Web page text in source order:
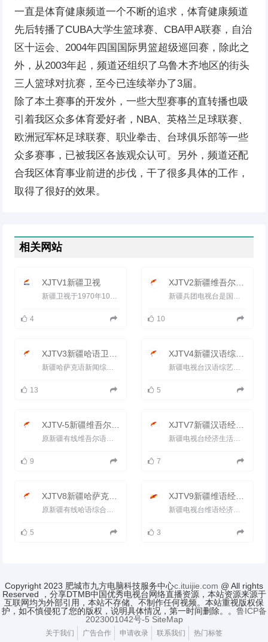
一直是体育健康频道一个不断的追求，体育健康频道
先后转播了CUBA大学生篮球赛、CBA甲A联赛，自治
区十运会、2004年四国国际男篮超级巡回赛，除此之
外，从2003年起，频道还组织了乌鲁木齐地区的街头
三人篮球对抗赛，至今已连续举办了3届。
除了本土赛事的开发外，一些大型赛事的直转播也吸
引着我区众多体育爱好者，NBA、英格兰足球联赛、
欧洲冠军杯足球联赛、职业拳击、台球俱乐部等一些
众多赛事，已被我区各族观众认可。另外，频道还配
合我区体育事业前进的步伐，干了很多具体的工作，
取得了很好的效果。
相关网站
XJTV1新疆卫视
4
XJTV2新疆维吾尔语卫视
10
13
XJTV4新疆汉语综艺频道
新疆电视台汉语综艺频道(XJTV-4)（原影视文体频道）新疆电视台第四套节目是一个以时尚咨询节目及影视剧为主、力...
5
9
XJTV7新疆汉语经济生活频道
新疆电视台经济生活频道（XJTV-7）的前身是新疆经济电视台，简称&ldquo;新疆经视&rdquo;，新疆广播电视事业改革发展...
7
5
XJTV9新疆维语经济生活频道
新疆电视台维语经济生活频道是以经济建设为中心，宣传自治区经济领域各项方针政策，深度透视经济现象，关注百姓经...
3
Copyright 2023 肥城市九方电脑科技服务中心c.ituijie.com @ All rights
Reserved ，分享DTMB中国优秀电视台网络直播资源，本站资源来源于
互联网均为外部引用，本站不存储、不制作任何视频。本站重视版权保
护，如不慎侵犯了您的版权，说明具体情况，第一时间删除。。 鲁ICP备
2023001042号-5 SiteMap
关于我们 广告合作 申请收录 联系我们 热门标签